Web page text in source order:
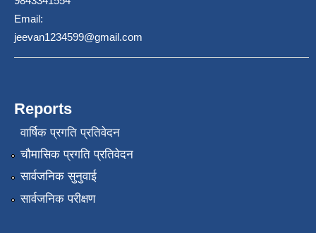
Email:
jeevan1234599@gmail.com
Reports
वार्षिक प्रगति प्रतिवेदन
चौमासिक प्रगति प्रतिवेदन
सार्वजनिक सुनुवाई
सार्वजनिक परीक्षण